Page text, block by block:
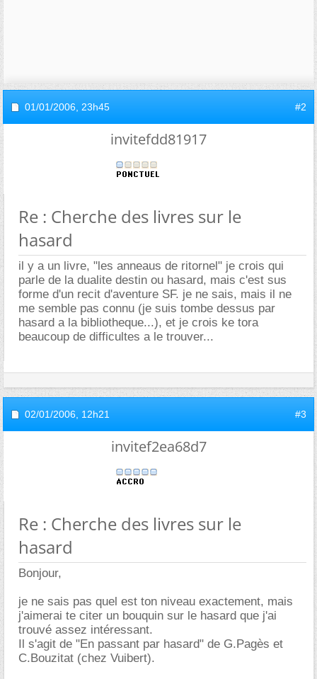
01/01/2006, 23h45 #2
invitefdd81917
Re : Cherche des livres sur le
hasard
il y a un livre, "les anneaus de ritornel" je crois qui
parle de la dualite destin ou hasard, mais c'est sus
forme d'un recit d'aventure SF. je ne sais, mais il ne
me semble pas connu (je suis tombe dessus par
hasard a la bibliotheque...), et je crois ke tora
beaucoup de difficultes a le trouver...
02/01/2006, 12h21 #3
invitef2ea68d7
Re : Cherche des livres sur le
hasard
Bonjour,
je ne sais pas quel est ton niveau exactement, mais
j'aimerai te citer un bouquin sur le hasard que j'ai
trouvé assez intéressant.
Il s'agit de "En passant par hasard" de G.Pagès et
C.Bouzitat (chez Vuibert).